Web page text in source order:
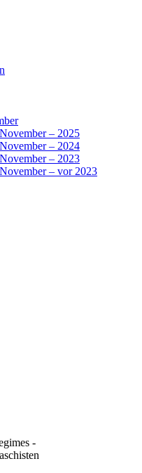
– 2025
– 2024
– 2023
– vor 2023
-